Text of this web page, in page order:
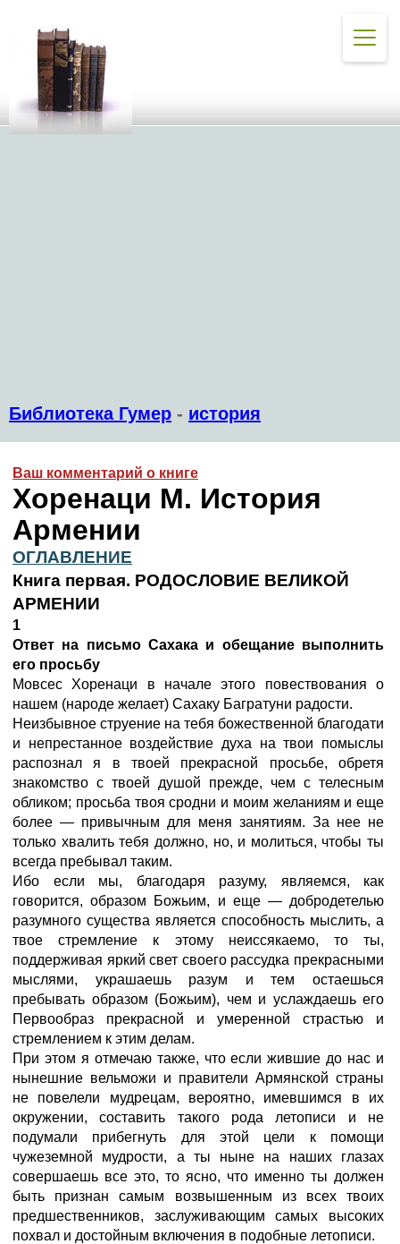
Библиотека Гумер - история
Ваш комментарий о книге
Хоренаци М. История
Армении
ОГЛАВЛЕНИЕ
Книга первая. РОДОСЛОВИЕ ВЕЛИКОЙ
АРМЕНИИ
1
Ответ на письмо Сахака и обещание выполнить
его просьбу
Мовсес Хоренаци в начале этого повествования о
нашем (народе желает) Сахаку Багратуни радости.
Неизбывное струение на тебя божественной благодати
и непрестанное воздействие духа на твои помыслы
распознал я в твоей прекрасной просьбе, обретя
знакомство с твоей душой прежде, чем с телесным
обликом; просьба твоя сродни и моим желаниям и еще
более — привычным для меня занятиям. За нее не
только хвалить тебя должно, но, и молиться, чтобы ты
всегда пребывал таким.
Ибо если мы, благодаря разуму, являемся, как
говорится, образом Божьим, и еще — добродетелью
разумного существа является способность мыслить, а
твое стремление к этому неиссякаемо, то ты,
поддерживая яркий свет своего рассудка прекрасными
мыслями, украшаешь разум и тем остаешься
пребывать образом (Божьим), чем и услаждаешь его
Первообраз прекрасной и умеренной страстью и
стремлением к этим делам.
При этом я отмечаю также, что если жившие до нас и
нынешние вельможи и правители Армянской страны
не повелели мудрецам, вероятно, имевшимся в их
окружении, составить такого рода летописи и не
подумали прибегнуть для этой цели к помощи
чужеземной мудрости, а ты ныне на наших глазах
совершаешь все это, то ясно, что именно ты должен
быть признан самым возвышенным из всех твоих
предшественников, заслуживающим самых высоких
похвал и достойным включения в подобные летописи.